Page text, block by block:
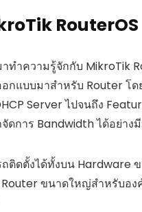
RouterOS
าทำความรู้จักกับ MikroTik
กแบบมาสำหรับ Router โ
Server ไปจนถึง
ดการ Bandwidth ได้อย่าง
ติดตั้งได้ทั้งบน Hardware
ขนาดใหญ่สำหรับอ